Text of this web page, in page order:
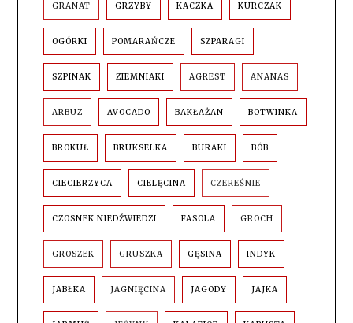
GRANAT GRZYBY KACZKA KURCZAK
OGÓRKI POMARAŃCZE SZPARAGI
SZPINAK ZIEMNIAKI AGREST ANANAS
ARBUZ AVOCADO BAKŁAŻAN BOTWINKA
BROKUŁ BRUKSELKA BURAKI BÓB
CIECIERZYCA CIELĘCINA CZEREŚNIE
CZOSNEK NIEDŹWIEDZI FASOLA GROCH
GROSZEK GRUSZKA GĘSINA INDYK
JABŁKA JAGNIĘCINA JAGODY JAJKA